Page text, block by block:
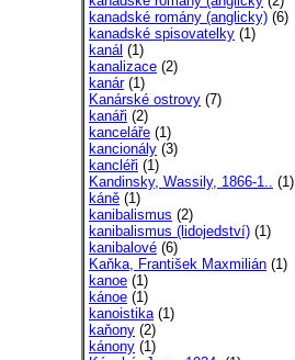
kanadské romány (anglicky) (6)
kanadské spisovatelky (1)
kanál (1)
kanalizace (2)
kanár(1)
Kanárské ostrovy (7)
kanáři (2)
kanceláře (1)
kancionály (3)
kancléři (1)
Kandinsky, Wassily, 1866-1.. (1)
káně (1)
kanibalismus (2)
kanibalismus (lidojedství) (1)
kanibalové (6)
Kaňka, František Maxmilián (1)
kanoe (1)
kánoe (1)
kanoistika(1)
kaňony (2)
kánony (1)